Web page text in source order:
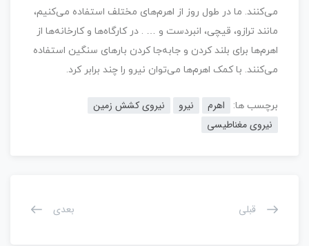
می‌کنند. ما در طول روز از اهرم‌های مختلف استفاده می‌کنیم،
مانند ترازو، قیچی،‌ انبردست و … . در کارگاه‌ها و کارخانه‌ها از
اهرم‌ها برای بلند کردن و جابه‌جا کردن بارهای سنگین استفاده
می‌کنند. با کمک اهرم‌ها می‌توان نیرو را چند برابر کرد.
برچسب ها: اهرم نیرو
نیروی کشش زمین
نیروی مغناطیسی
قبلی بعدی